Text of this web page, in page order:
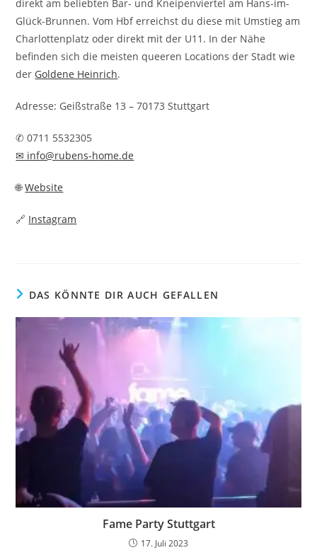
direkt am beliebten Bar- und Kneipenviertel am Hans-im-
Glück-Brunnen. Vom Hbf erreichst du diese mit Umstieg am
Charlottenplatz oder direkt mit der U11. In der Nähe
befinden sich die meisten queeren Locations der Stadt wie
der Goldene Heinrich.
Adresse: Geißstraße 13 – 70173 Stuttgart
✆ 0711 5532305
✉ info@rubens-home.de
🌐Website
🔗 Instagram
DAS KÖNNTE DIR AUCH GEFALLEN
Fame Party Stuttgart
17. Juli 2023